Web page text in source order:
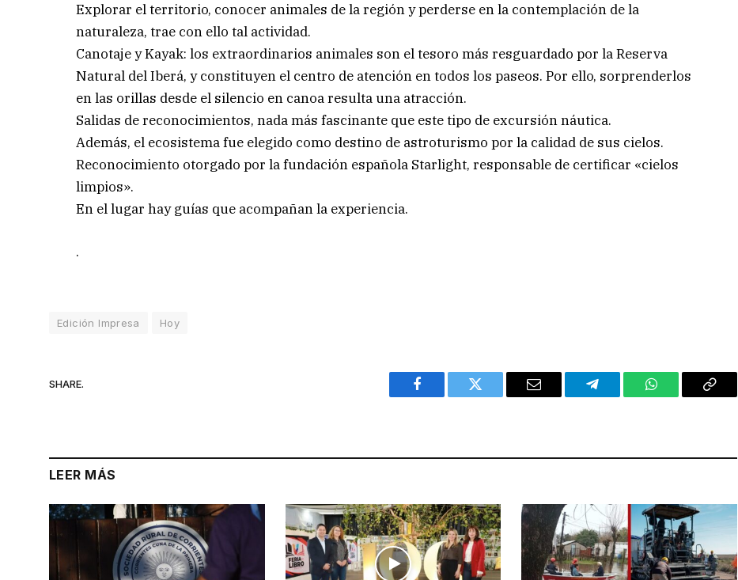
Explorar el territorio, conocer animales de la región y perderse en la contemplación de la
naturaleza, trae con ello tal actividad.
Canotaje y Kayak: los extraordinarios animales son el tesoro más resguardado por la Reserva
Natural del Iberá, y constituyen el centro de atención en todos los paseos. Por ello, sorprenderlos
en las orillas desde el silencio en canoa resulta una atracción.
Salidas de reconocimientos, nada más fascinante que este tipo de excursión náutica.
Además, el ecosistema fue elegido como destino de astroturismo por la calidad de sus cielos.
Reconocimiento otorgado por la fundación española Starlight, responsable de certificar «cielos
limpios».
En el lugar hay guías que acompañan la experiencia.
.
Edición Impresa Hoy
SHARE.
Facebook Twitter Email Telegram WhatsAppCopy
LEER MÁS